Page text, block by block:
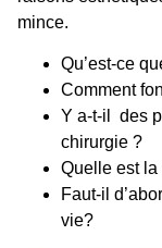
mince.
Qu’est-ce
Comment
Y a-t-il des
chirurgie ?
Quelle est la
Faut-il
vie?